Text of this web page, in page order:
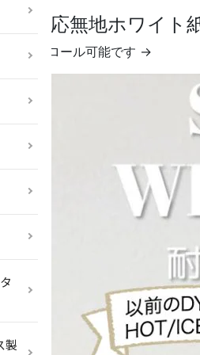
製
冷熱対応無地ホワイト
← 横スクロール可能です →